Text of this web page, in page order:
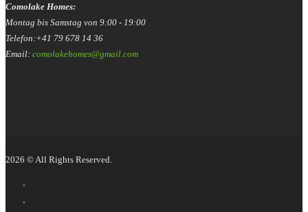
Comolake Homes:
Montag bis Samstag von 9:00 - 19:00
Telefon:+41 79 678 14 36
Email: comolakehomes@gmail.com
2026 © All Rights Reserved.